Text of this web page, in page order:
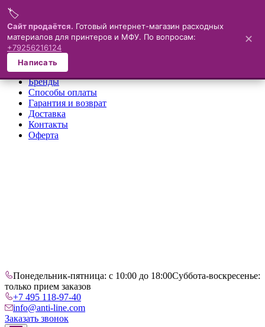
Меню
×
О компании
Каталог
Бренды
Способы оплаты
Гарантия и возврат
Доставка
Контакты
Оферта
Понедельник-пятница: с 10:00 до 18:00Суббота-воскресенье:
только прием заказов
+7 495 118-97-40
info@anti-line.com
Заказать звонок
🏷️
Сайт продаётся. Готовый интернет-магазин расходных
материалов для принтеров и МФУ. По вопросам:
+79256216124
Написать
✕